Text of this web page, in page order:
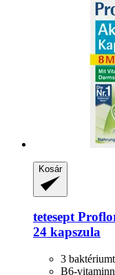
Kosár
tetesept
24 kapszula
3
B6-